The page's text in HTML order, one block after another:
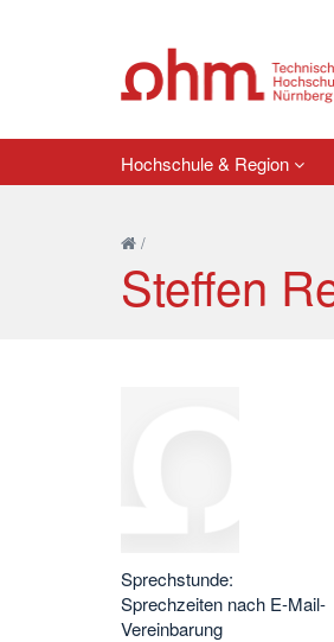
Hochschule & Region
/
Steffen
Sprechstunde:
Sprechzeiten nach E-Mail-
Vereinbarung